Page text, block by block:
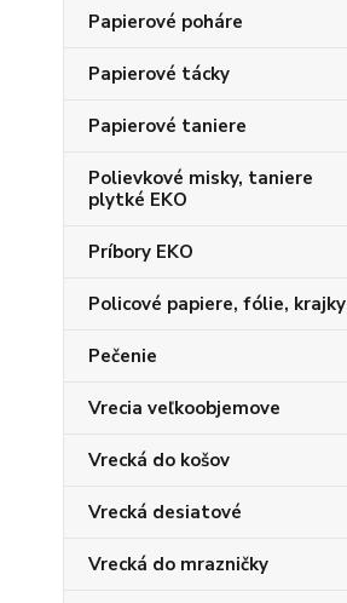
Papierové poháre
Papierové tácky
Papierové taniere
Polievkové misky, taniere
plytké EKO
Príbory EKO
Policové papiere, fólie, krajky
Pečenie
Vrecia veľkoobjemove
Vrecká do košov
Vrecká desiatové
Vrecká do mrazničky